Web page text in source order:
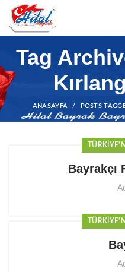
Tag
ANASAYFA POSTS
Bayrakçı